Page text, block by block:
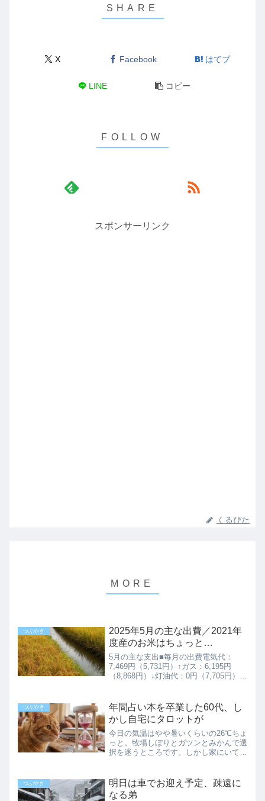
X Facebook はてブ
LINE コピー
スポンサーリンク
くるぴた
つぶやき
2025年5月の主な出費／2021年
度産のお米はちょっと…
5月の主な支出■毎月の出費電気代：
7,469円（5,731円）↑ガス：6,195円
（8,868円）↓灯油代：0円（7,705円）↓
費：2,398円（2,39...
つぶやき
年間占い本を卒業した60代、し
かし自宅にタロットが
今日の気温はやや暑いくらいの26℃ちょ
っと。牧場しぼりとガツンとみかんで選
択を迷うところです。しかし家にいて窓
落ちて、視界が歪むくらいの滝汗なの
に。家にいるとマスクをし...
つぶやき
明日は車でお迎え予定、疎遠に
なる弟